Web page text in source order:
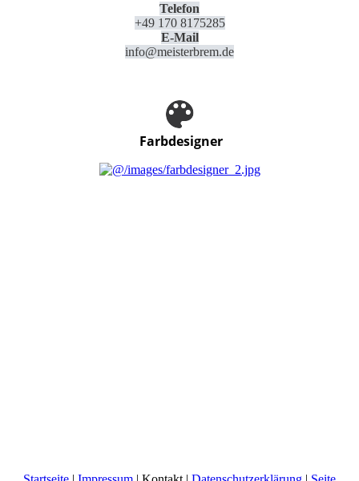
Telefon
+49 170 8175285
E-Mail
info@meisterbrem.de
Farbdesigner